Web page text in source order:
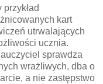
kart
utrwalających
ucznia.
sprawdza
wrażliwych, dba o
a nie zastępstwo